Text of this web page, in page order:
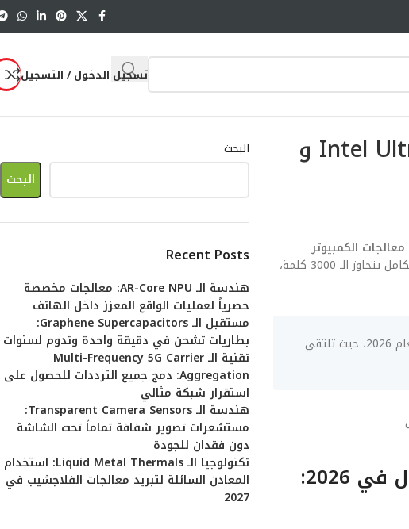
تسجيل الدخول / التسجيل
معالجات الكمبيوتر المحمول في 2026: المقارنة الشاملة بين Intel Ultra و
معالجات الكمبيوتر
. هذا المقال ليس مجرد سرد للمواصفات، بل هو تشريح هندسي متكامل يتجاوز الـ 3000 كلمة،
الابتكار في معالجات الكمبيوتر المحمول في 2026: المقارنة الشاملة بين Intel Ultra و Apple M5 يمثل التحدي الأكبر لعام 2026، حيث تلتقي
الفصل الأول: المنطلقات الهندسية والفيزيائية لـ معالجات الكمبيوتر المحمول في 2026:
البحث
البحث
Recent Posts
هندسة الـ AR-Core NPU: معالجات مخصصة
حصرياً لعمليات الواقع المعزز داخل الهاتف
مستقبل الـ Graphene Supercapacitors:
بطاريات تشحن في دقيقة واحدة وتدوم لسنوات
تقنية الـ Multi-Frequency 5G Carrier
Aggregation: دمج جميع الترددات للحصول على
استقرار شبكة مثالي
هندسة الـ Transparent Camera Sensors:
مستشعرات تصوير شفافة تماماً تحت الشاشة
دون فقدان للجودة
تكنولوجيا الـ Liquid Metal Thermals: استخدام
المعادن السائلة لتبريد معالجات الفلاجشيب في
2027